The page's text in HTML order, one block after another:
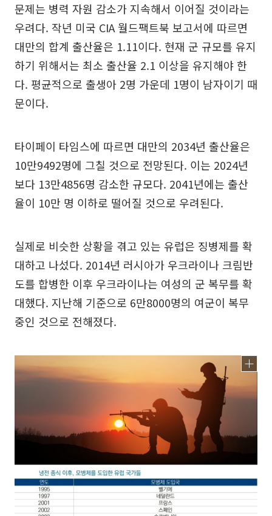
문제는 병력 자원 감소가 지속해서 이어질 것이라는
우려다. 작년 미국 CIA 월드팩트북 보고서에 따르면
대만의 합계 출산율은 1.11이다. 현재 군 규모를 유지
하기 위해서는 최소 출산율 2.1 이상을 유지해야 한
다. 평균적으로 출생아 2명 가운데 1명이 남자이기 때
문이다.
타이페이 타임스에 따르면 대만의 2034년 출산율은
10만9492명에 그칠 것으로 전망된다. 이는 2024년
보다 13만4856명 감소한 규모다. 2041년에는 출산
율이 10만 명 이하로 떨어질 것으로 우려된다.
실제로 비슷한 상황을 겪고 있는 유럽은 징병제를 확
대하고 나섰다. 2014년 러시아가 우크라이나 크림반
도를 합병한 이후 우크라이나는 여성의 군 복무를 확
대했다. 지난해 기준으로 6만8000명의 여군이 복무
중인 것으로 전해졌다.